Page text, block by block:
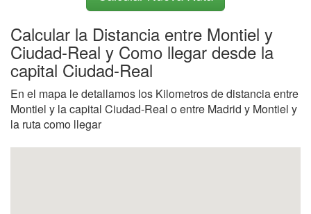
Calcular la Distancia entre Montiel y
Ciudad-Real y Como llegar desde la
capital Ciudad-Real
En el mapa le detallamos los Kilometros de distancia entre
Montiel y la capital Ciudad-Real o entre Madrid y Montiel y
la ruta como llegar